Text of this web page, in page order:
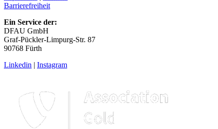
Barrierefreiheit
Ein Service der:
DFAU GmbH
Graf-Pückler-Limpurg-Str. 87
90768 Fürth
Linkedin | Instagram